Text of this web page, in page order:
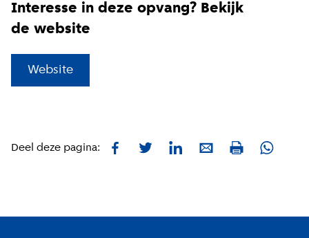
Interesse in deze opvang? Bekijk
de website
Website
Deel deze pagina: FacebookTwitterLinkedInE-mailPrint